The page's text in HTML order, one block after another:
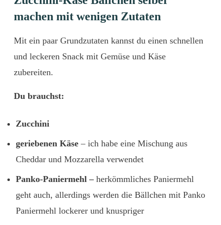
machen mit wenigen Zutaten
Mit ein paar Grundzutaten kannst du einen schnellen
und leckeren Snack mit Gemüse und Käse
zubereiten.
Du brauchst:
Zucchini
geriebenen Käse – ich habe eine Mischung aus
Cheddar und Mozzarella verwendet
Panko-Paniermehl – herkömmliches Paniermehl
geht auch, allerdings werden die Bällchen mit Panko
Paniermehl lockerer und knuspriger